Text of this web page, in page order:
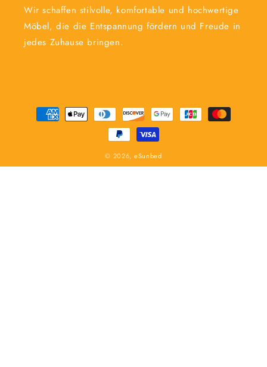
Wir schaffen stilvolle, komfortable und hochwertige
Möbel, die die Entspannung fördern und Freude in
jedes Zuhause bringen.
Zahlungsmethoden
© 2026, eSunbed